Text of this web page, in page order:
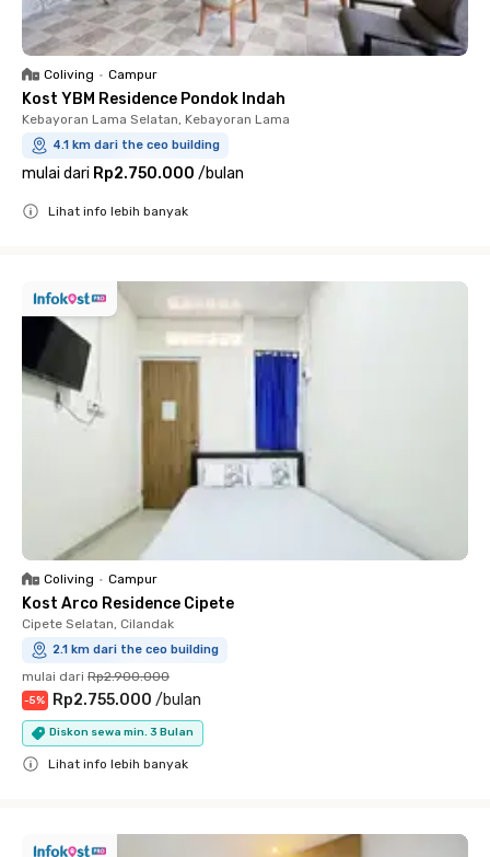
Coliving • Campur
Kost YBM Residence Pondok Indah
Kebayoran Lama Selatan, Kebayoran Lama
4.1 km dari the ceo building
mulai dari Rp2.750.000 /bulan
Lihat info lebih banyak
Coliving • Campur
Kost Arco Residence Cipete
Cipete Selatan, Cilandak
2.1 km dari the ceo building
mulai dari Rp2.900.000
-5% Rp2.755.000 /bulan
Diskon sewa min. 3 Bulan
Lihat info lebih banyak